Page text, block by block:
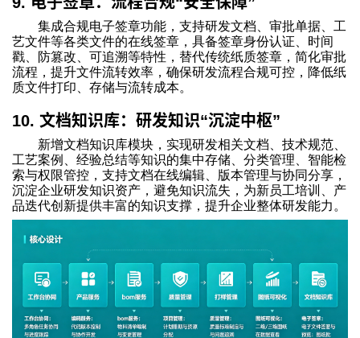
集成合规电子签章功能，支持研发文档、审批单据、工
艺文件等各类文件的在线签章，具备签章身份认证、时间
戳、防篡改、可追溯等特性，替代传统纸质签章，简化审批
流程，提升文件流转效率，确保研发流程合规可控，降低纸
质文件打印、存储与流转成本。
10. 文档知识库：研发知识“沉淀中枢”
新增文档知识库模块，实现研发相关文档、技术规范、
工艺案例、经验总结等知识的集中存储、分类管理、智能检
索与权限管控，支持文档在线编辑、版本管理与协同分享，
沉淀企业研发知识资产，避免知识流失，为新员工培训、产
品迭代创新提供丰富的知识支撑，提升企业整体研发能力。